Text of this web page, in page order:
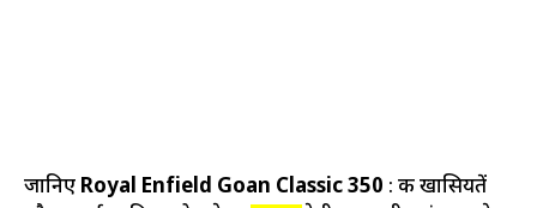
जानिए Royal Enfield Goan Classic 350 : की खासियतें